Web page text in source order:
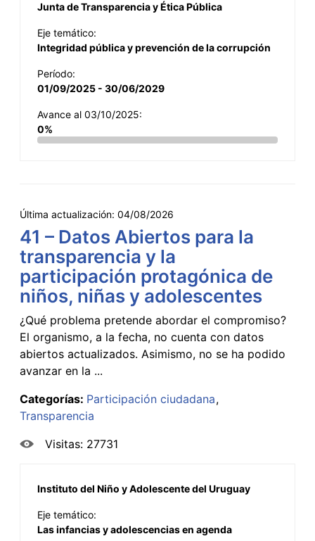
Junta de Transparencia y Ética Pública
Eje temático:
Integridad pública y prevención de la corrupción
Período:
01/09/2025 - 30/06/2029
Avance al 03/10/2025:
0%
Última actualización: 04/08/2026
41 – Datos Abiertos para la
transparencia y la
participación protagónica de
niños, niñas y adolescentes
¿Qué problema pretende abordar el compromiso?
El organismo, a la fecha, no cuenta con datos
abiertos actualizados. Asimismo, no se ha podido
avanzar en la ...
Categorías: Participación ciudadana
Transparencia
Visitas: 27731
Instituto del Niño y Adolescente del Uruguay
Eje temático:
Las infancias y adolescencias en agenda